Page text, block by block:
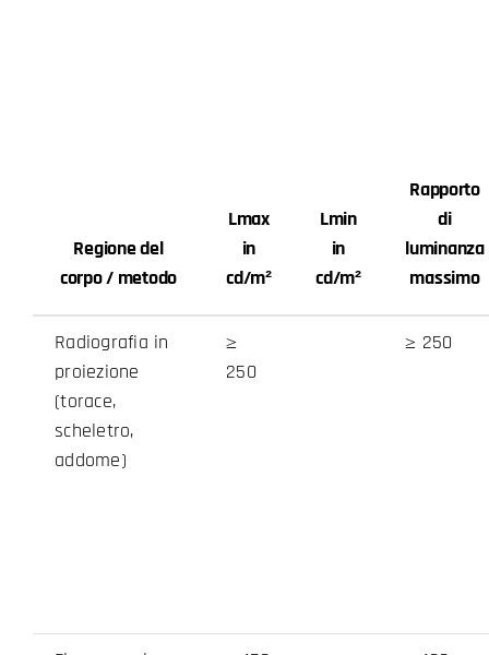
Regione del
corpo / metodo
Lmax
in
cd/m²
Lmin
in
cd/m²
Rapporto
di
luminanza
massimo
Radiografia in
proiezione
(torace,
scheletro,
addome)
≥
250
≥ 250